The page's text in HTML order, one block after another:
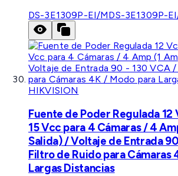
DS-3E1309P-EI/MDS-3E1309P-
HIKVISION
Fuente de Poder Regulada 12
15 Vcc para 4 Cámaras / 4
Salida) / Voltaje de Entrada
Filtro de Ruido para Cámaras
Largas Distancias